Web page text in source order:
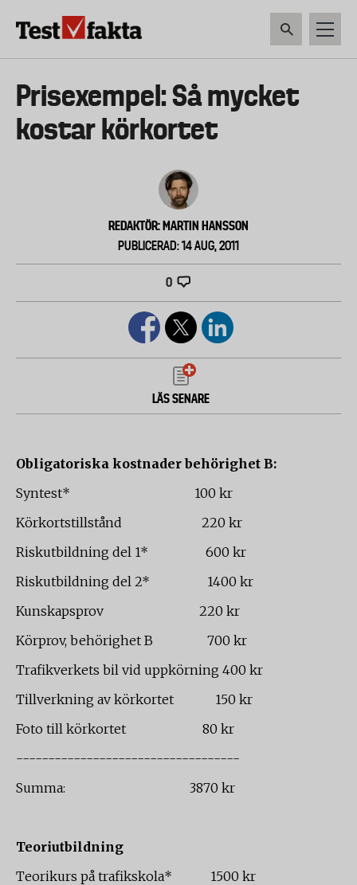
Huvudmeny
ny
LIVSMEDEL
Prisexempel: Så mycket
kostar körkortet
REDAKTÖR: MARTIN HANSSON
PUBLICERAD: 14 AUG, 2011
0
LÄS SENARE
Obligatoriska kostnader behörighet B:
Syntest* 100 kr
Körkortstillstånd 220 kr
Riskutbildning del 1* 600 kr
Riskutbildning del 2* 1400 kr
Kunskapsprov 220 kr
Körprov, behörighet B 700 kr
Trafikverkets bil vid uppkörning 400 kr
Tillverkning av körkortet 150 kr
Foto till körkortet 80 kr
-----------------------------------
Summa: 3870 kr
Teoriutbildning
Teorikurs på trafikskola* 1500 kr